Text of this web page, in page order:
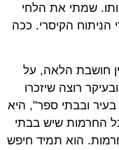
שמתי את הלחי
הניתוח הקיסרי. ככה
חושבת הלאה, על
רוצה שיזכרו
ובבתי ספר", היא
החרמות שיש בבתי
הוא תמיד חיפש